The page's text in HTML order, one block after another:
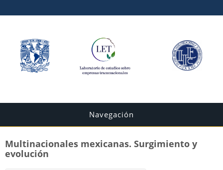
Navegación
Multinacionales mexicanas. Surgimiento y
evolución